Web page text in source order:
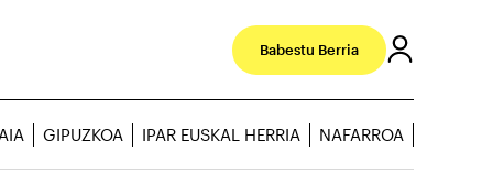
Babestu Berria
GIPUZKOA IPAR EUSKAL HERRIA NAFARROA